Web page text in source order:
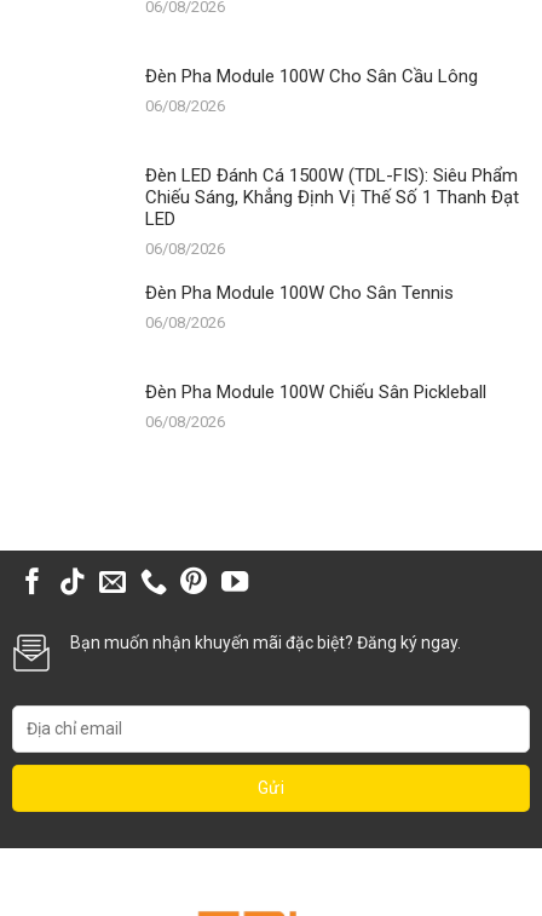
06/08/2026
Đèn Pha Module 100W Cho Sân Cầu Lông
06/08/2026
Đèn LED Đánh Cá 1500W (TDL-FIS): Siêu Phẩm
Chiếu Sáng, Khẳng Định Vị Thế Số 1 Thanh Đạt
LED
06/08/2026
Đèn Pha Module 100W Cho Sân Tennis
06/08/2026
Đèn Pha Module 100W Chiếu Sân Pickleball
06/08/2026
Bạn muốn nhận khuyến mãi đặc biệt? Đăng ký ngay.